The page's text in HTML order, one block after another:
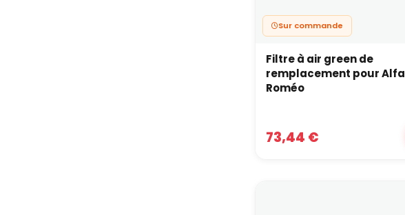
Sur commande
Filtre à air green de
remplacement pour Alfa
Roméo
73,44 €